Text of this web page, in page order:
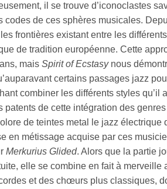
il se trouve d’iconoclastes
codes de ces sphères musicales.
frontières existant entre les
de tradition européenne. Cette
mais Spirit of Ecstasy nous
certains passages jazz
combiner les différents styles
patents de cette intégration des
de teintes metal le jazz
en métissage acquise par ces
Merkurius Glided. Alors que la partie
elle se combine en fait à
et des chœurs plus classiques,